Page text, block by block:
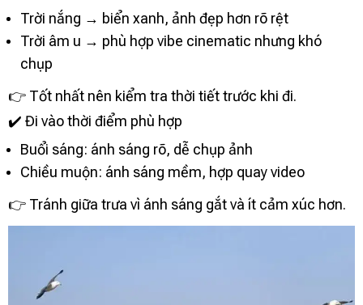
Trời nắng → biển xanh, ảnh đẹp hơn rõ rệt
Trời âm u → phù hợp vibe cinematic nhưng khó
chụp
👉 Tốt nhất nên kiểm tra thời tiết trước khi đi.
✔️ Đi vào thời điểm phù hợp
Buổi sáng: ánh sáng rõ, dễ chụp ảnh
Chiều muộn: ánh sáng mềm, hợp quay video
👉 Tránh giữa trưa vì ánh sáng gắt và ít cảm xúc hơn.